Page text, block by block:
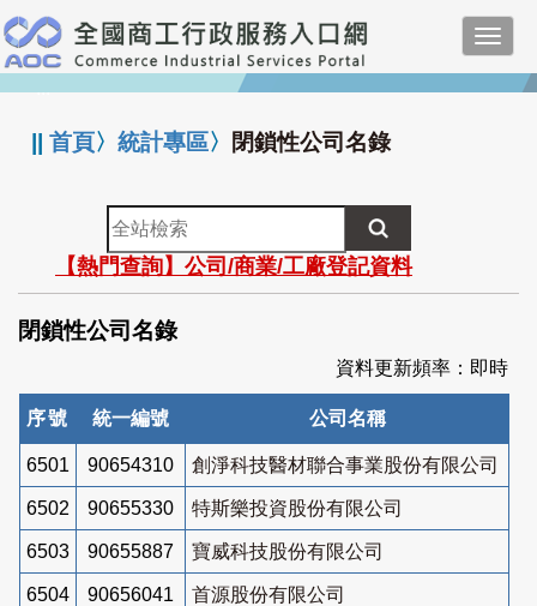
跳
到
主
要
:::
||首頁〉統計專區〉 閉鎖性公司名錄
全
站
檢
索
【熱門查詢】公司/商業/工廠登記資料
閉鎖性公司名錄
資料更新頻率：即時
序號 統一編號 公司名稱
6501 90654310 創淨科技醫材聯合事業股份有限公司
6502 90655330 特斯樂投資股份有限公司
6503 90655887 寶威科技股份有限公司
6504 90656041 首源股份有限公司